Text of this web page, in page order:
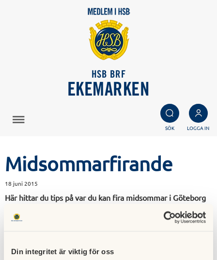
Din integritet är viktig för oss
HSB BRF
EKEMARKEN
SÖK LOGGA IN
Midsommarfirande
18 juni 2015
Här hittar du tips på var du kan fira midsommar i Göteborg
Liseberg, kransbindning på Trädgårdsföreningen, musik i